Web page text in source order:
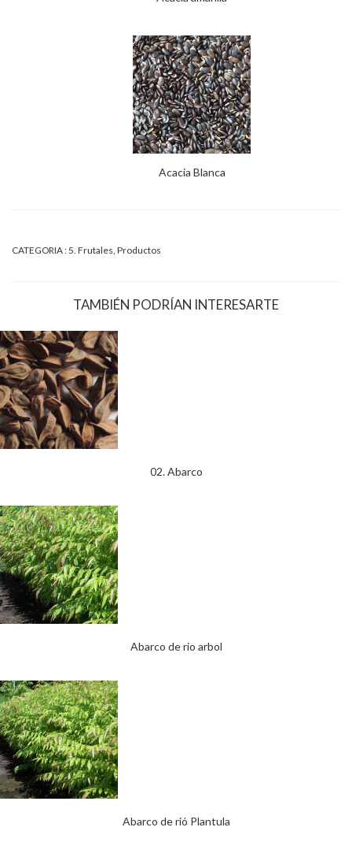
Acacia Blanca
CATEGORIA :5. Frutales, Productos
TAMBIÉN PODRÍAN INTERESARTE
02. Abarco
Abarco de rio arbol
Abarco de rió Plantula